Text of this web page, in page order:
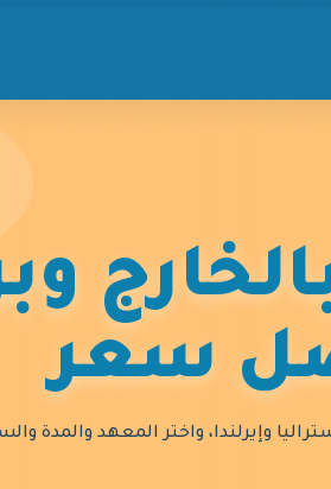
سعر
وإيرلندا، واختر المعهد والمدة